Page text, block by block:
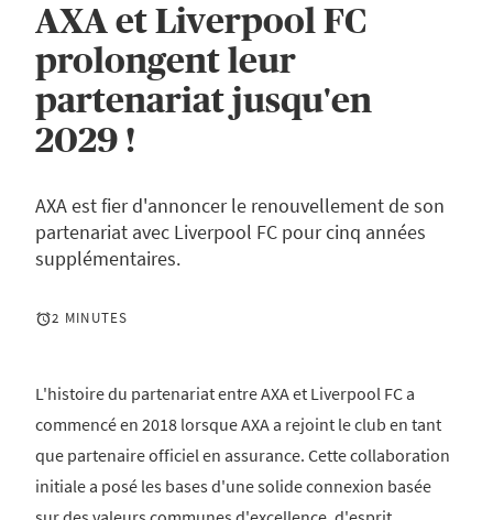
AXA et Liverpool FC
prolongent leur
partenariat jusqu'en
2029 !
AXA est fier d'annoncer le renouvellement de son
partenariat avec Liverpool FC pour cinq années
supplémentaires.
2 MINUTES
L'histoire du partenariat entre AXA et Liverpool FC a
commencé en 2018 lorsque AXA a rejoint le club en tant
que partenaire officiel en assurance. Cette collaboration
initiale a posé les bases d'une solide connexion basée